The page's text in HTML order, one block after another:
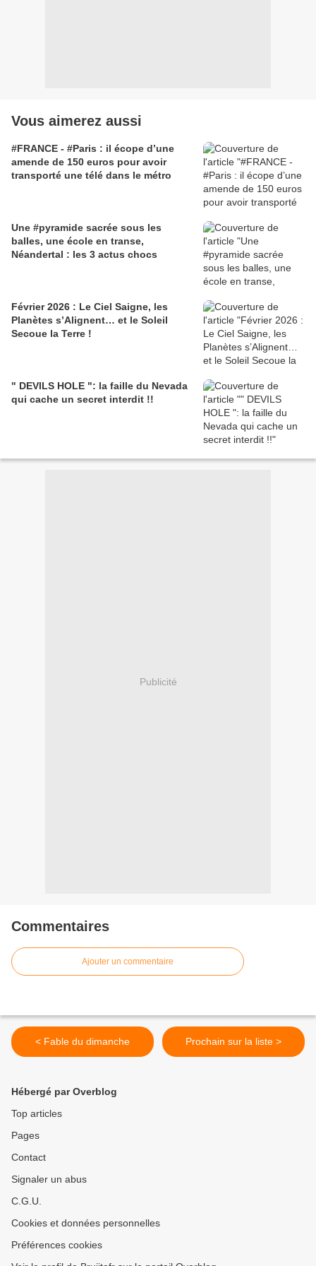
Vous aimerez aussi
#FRANCE - #Paris : il écope d’une
amende de 150 euros pour avoir
transporté une télé dans le métro
Une #pyramide sacrée sous les
balles, une école en transe,
Néandertal : les 3 actus chocs
Février 2026 : Le Ciel Saigne, les
Planètes s’Alignent… et le Soleil
Secoue la Terre !
" DEVILS HOLE ": la faille du Nevada
qui cache un secret interdit !!
Publicité
Commentaires
Ajouter un commentaire
< Fable du dimanche Prochain sur la liste >
Hébergé par Overblog
Top articles
Pages
Contact
Signaler un abus
C.G.U.
Cookies et données personnelles
Préférences cookies